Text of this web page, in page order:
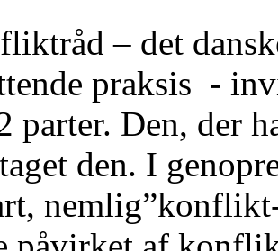
– det
praksis -
parter. Den, der
den. I